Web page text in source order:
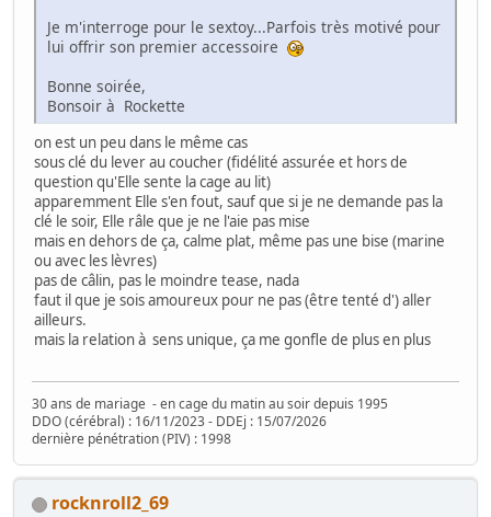
Je m'interroge pour le sextoy...Parfois très motivé pour
lui offrir son premier accessoire
Bonne soirée,
Bonsoir à Rockette
on est un peu dans le même cas
sous clé du lever au coucher (fidélité assurée et hors de
question qu'Elle sente la cage au lit)
apparemment Elle s'en fout, sauf que si je ne demande pas la
clé le soir, Elle râle que je ne l'aie pas mise
mais en dehors de ça, calme plat, même pas une bise (marine
ou avec les lèvres)
pas de câlin, pas le moindre tease, nada
faut il que je sois amoureux pour ne pas (être tenté d') aller
ailleurs.
mais la relation à sens unique, ça me gonfle de plus en plus
30 ans de mariage - en cage du matin au soir depuis 1995
DDO (cérébral) : 16/11/2023 - DDEj : 15/07/2026
dernière pénétration (PIV) : 1998
rocknroll2_69